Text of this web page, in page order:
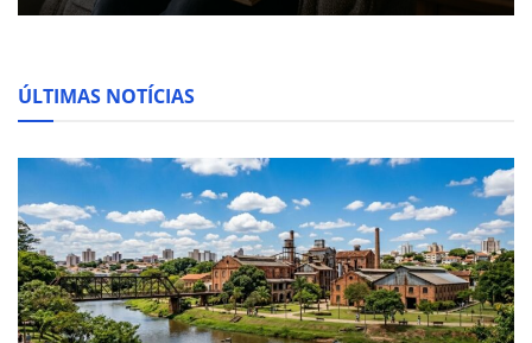
ÚLTIMAS NOTÍCIAS